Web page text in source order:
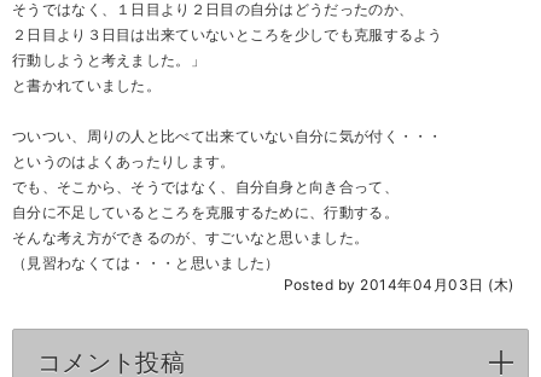
そうではなく、１日目より２日目の自分はどうだったのか、
２日目より３日目は出来ていないところを少しでも克服するよう
行動しようと考えました。」
と書かれていました。
ついつい、周りの人と比べて出来ていない自分に気が付く・・・
というのはよくあったりします。
でも、そこから、そうではなく、自分自身と向き合って、
自分に不足しているところを克服するために、行動する。
そんな考え方ができるのが、すごいなと思いました。
（見習わなくては・・・と思いました）
Posted by 2014年04月03日 (木)
コメント投稿